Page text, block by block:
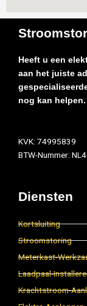
Heeft u een
aan het juiste
nog kan helpen.
KVK: 74995839
BTW-Nummer:
Diensten
Kortsluiting
Stroomstoring
Meterkast-
Laadpaal-
Krachtstroom-